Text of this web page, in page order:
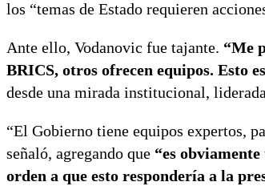
los “temas de Estado requieren
Ante ello, Vodanovic fue tajante. “Me
BRICS, otros ofrecen equipos. Esto
desde una mirada institucional,
“El Gobierno tiene equipos expertos,
señaló, agregando que “es
orden a que esto respondería a la